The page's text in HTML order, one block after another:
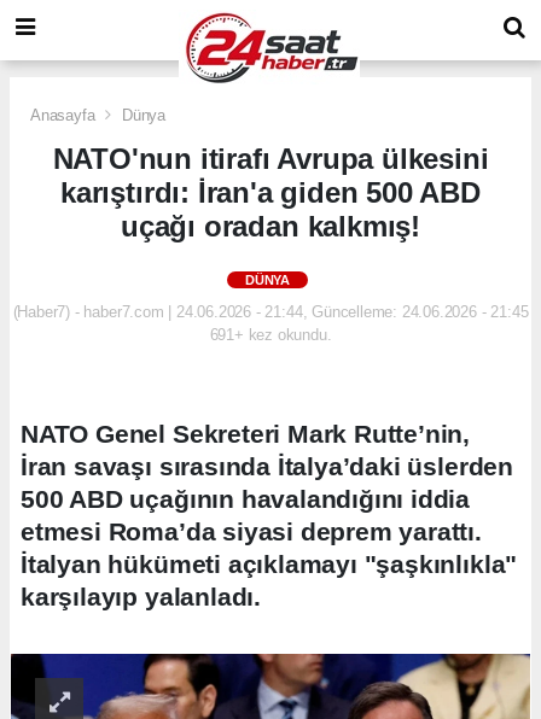
Anasayfa Dünya
NATO'nun itirafı Avrupa ülkesini
karıştırdı: İran'a giden 500 ABD
uçağı oradan kalkmış!
DÜNYA
(Haber7) - haber7.com | 24.06.2026 - 21:44, Güncelleme: 24.06.2026 - 21:45
691+ kez okundu.
NATO Genel Sekreteri Mark Rutte’nin,
İran savaşı sırasında İtalya’daki üslerden
500 ABD uçağının havalandığını iddia
etmesi Roma’da siyasi deprem yarattı.
İtalyan hükümeti açıklamayı "şaşkınlıkla"
karşılayıp yalanladı.